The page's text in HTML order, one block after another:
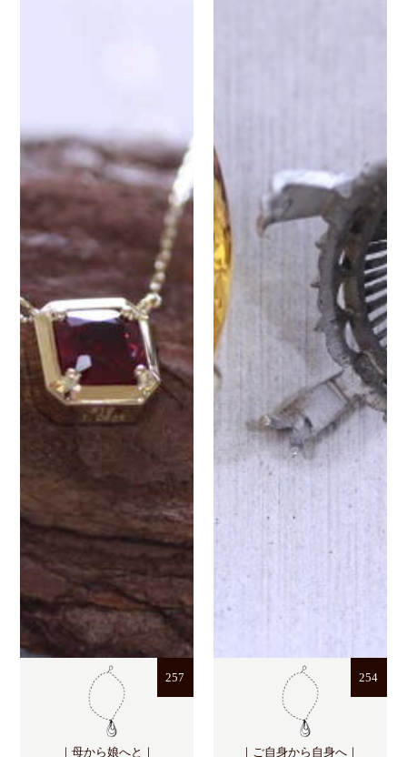
257
｜母から娘へと｜
254
｜ご自身から自身へ｜